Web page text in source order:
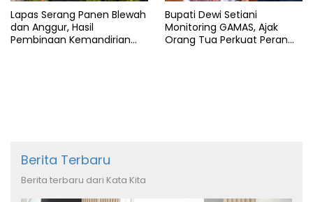
Lapas Serang Panen Blewah
dan Anggur, Hasil
Pembinaan Kemandirian
Bupati Dewi Setiani
Monitoring GAMAS, Ajak
Orang Tua Perkuat Peran
Berita Terbaru
Berita terbaru dari Kata Kita